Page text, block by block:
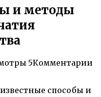
и методы
5Комментарии